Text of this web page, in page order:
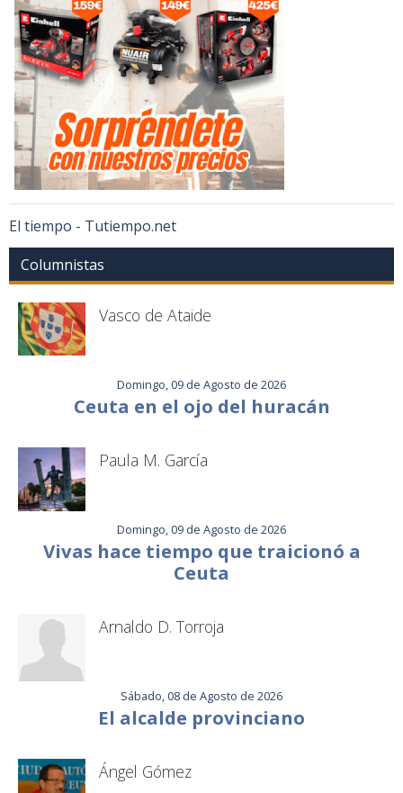
El tiempo - Tutiempo.net
Columnistas
Vasco de Ataide
Domingo, 09 de Agosto de 2026
Ceuta en el ojo del huracán
Paula M. García
Domingo, 09 de Agosto de 2026
Vivas hace tiempo que traicionó a
Ceuta
Arnaldo D. Torroja
Sábado, 08 de Agosto de 2026
El alcalde provinciano
Ángel Gómez